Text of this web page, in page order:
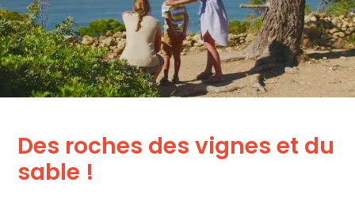
Des roches des vignes et du
sable !